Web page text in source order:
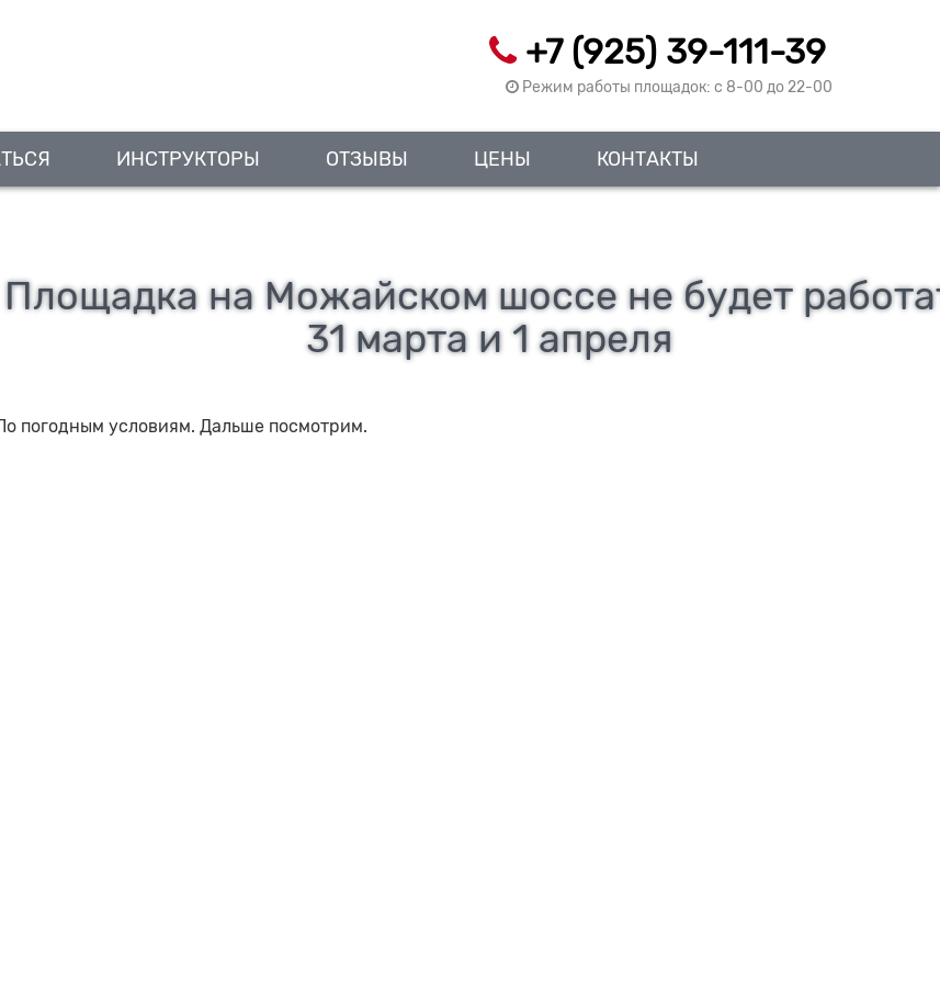
+7 (925) 39-111-39
Режим работы площадок: c 8-00 до 22-00
ИНСТРУКТОРЫ ОТЗЫВЫ ЦЕНЫ КОНТАКТЫ
Площадка на Можайском шоссе не будет
31 марта и 1 апреля
погодным условиям. Дальше посмотрим.